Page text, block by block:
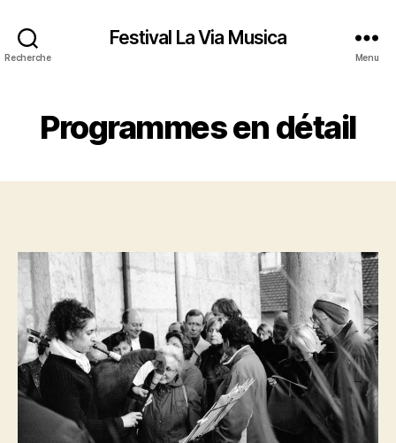
Recherche
Festival La Via Musica
Menu
Programmes en détail